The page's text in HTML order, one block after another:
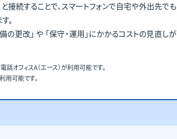
と接続することで、スマートフォンで自宅や外出先でも
。
の更改」 や 「保守・運用」にかかるコストの見直しが
話オフィスA（エース）が利用可能です。
用可能です。